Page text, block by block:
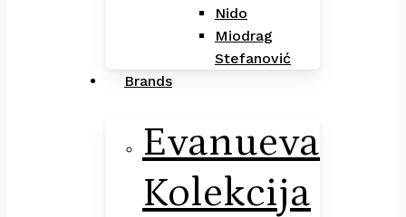
Nido
Miodrag
Stefanović
Brands
Evanueva
Kolekcija